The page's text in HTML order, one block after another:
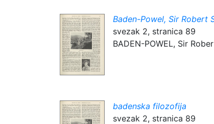
Baden-Powel, Sir Robert
svezak 2, stranica 89
BADEN-POWEL, Sir
badenska filozofija
svezak 2, stranica 89